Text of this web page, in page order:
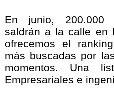
En junio, 200.000
saldrán a la calle en
ofrecemos el
más buscadas por
momentos. Una
Empresariales e